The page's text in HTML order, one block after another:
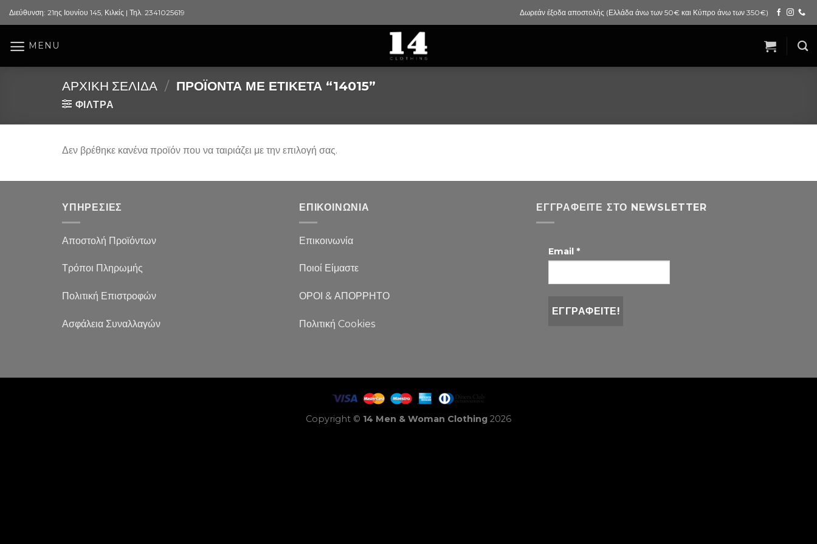
Skip
to
Διεύθυνση: 21ης Ιουνίου 145, Κιλκίς | Τηλ. 2341025619 Δωρεάν έξοδα αποστολής (Ελλάδα άνω των 50€ και Κύπρο άνω των 350€)
MENU
ΑΡΧΙΚΉ ΣΕΛΊΔΑ / ΠΡΟΪΌΝΤΑ ΜΕ ΕΤΙΚΈΤΑ “14015”
ΦΙΛΤΡΑ
Δεν βρέθηκε κανένα προϊόν που να ταιριάζει με την επιλογή σας.
ΥΠΗΡΕΣΙΕΣ
Αποστολή Προϊόντων
Τρόποι Πληρωμής
Πολιτική Επιστροφών
Ασφάλεια Συναλλαγών
ΕΠΙΚΟΙΝΩΝΙΑ
Επικοινωνία
Ποιοί Είμαστε
ΟΡΟΙ & ΑΠΟΡΡΗΤΟ
Πολιτική Cookies
ΕΓΓΡΑΦΕΊΤΕ ΣΤΟ NEWSLETTER
Email *
Copyright © 14 Men & Woman Clothing 2026